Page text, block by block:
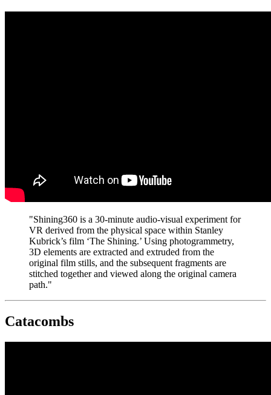
"Shining360 is a 30-minute audio-visual experiment for
VR derived from the physical space within Stanley
Kubrick’s film ‘The Shining.’ Using photogrammetry,
3D elements are extracted and extruded from the
original film stills, and the subsequent fragments are
stitched together and viewed along the original camera
path."
Catacombs